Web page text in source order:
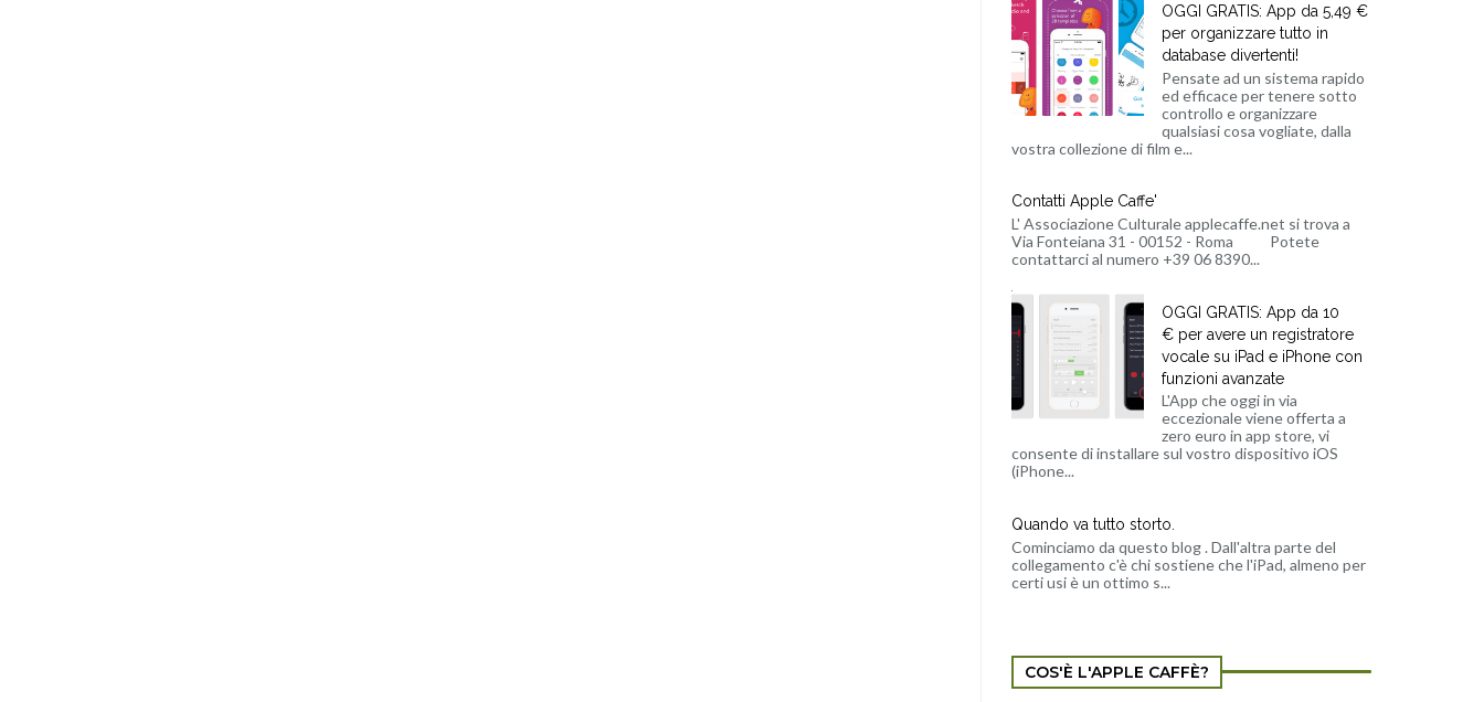
OGGI GRATIS: App da 5,49 €
per organizzare tutto in
database divertenti!
Pensate ad un sistema rapido
ed efficace per tenere sotto
controllo e organizzare
qualsiasi cosa vogliate, dalla
vostra collezione di film e...
Contatti Apple Caffe'
L' Associazione Culturale applecaffe.net si trova a
Via Fonteiana 31 - 00152 - Roma Potete
contattarci al numero +39 06 8390...
OGGI GRATIS: App da 10
€ per avere un registratore
vocale su iPad e iPhone con
funzioni avanzate
L'App che oggi in via
eccezionale viene offerta a
zero euro in app store, vi
consente di installare sul vostro dispositivo iOS
(iPhone...
Quando va tutto storto.
Cominciamo da questo blog . Dall'altra parte del
collegamento c'è chi sostiene che l'iPad, almeno per
certi usi è un ottimo s...
COS'È L'APPLE CAFFÈ?